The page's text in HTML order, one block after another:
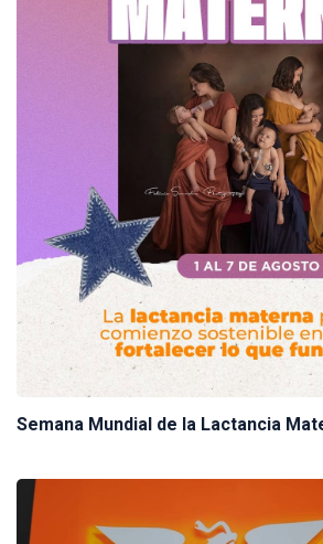
Semana Mundial de la Lactancia